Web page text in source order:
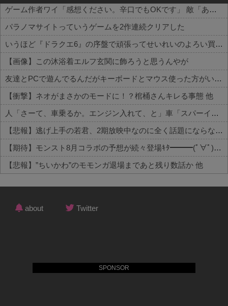
SPONSOR
ゲーム作者ワイ「感想ください。辛口でもOKです」 敵「あれがだめ。これがだめ」
パラノマサイトっていうゲームを2作連続クリアした
いうほど『ドラクエ6』の序盤で頑張ってせいれいのよろい買うか？
【画像】この沐浴着エルフ玄関に飾ろうと思うんやが
友達とPCで遊んでるんだがキーボードとマウス使った方がいいゲームでも頑なにパッド使いたがる
【衝撃】ネオがまさかのモードに！？棺桶さんキレる事態 他
人「さーて、車乗るか。エンジン入れて、と」車「スパーイダマーンッ」→炎上 他
【悲報】逃げ上手の若君、2期放映中なのに全く話題にならない 他
【期待】モンスト8月コラボの予想が続々登場ｷﾀ━━━(ﾟ∀ﾟ)━━━!! 他
【悲報】”ちいかわ”のモモンガ退場まであと残り数話か 他
Powered by livedoor 相互RSS
about Twitter